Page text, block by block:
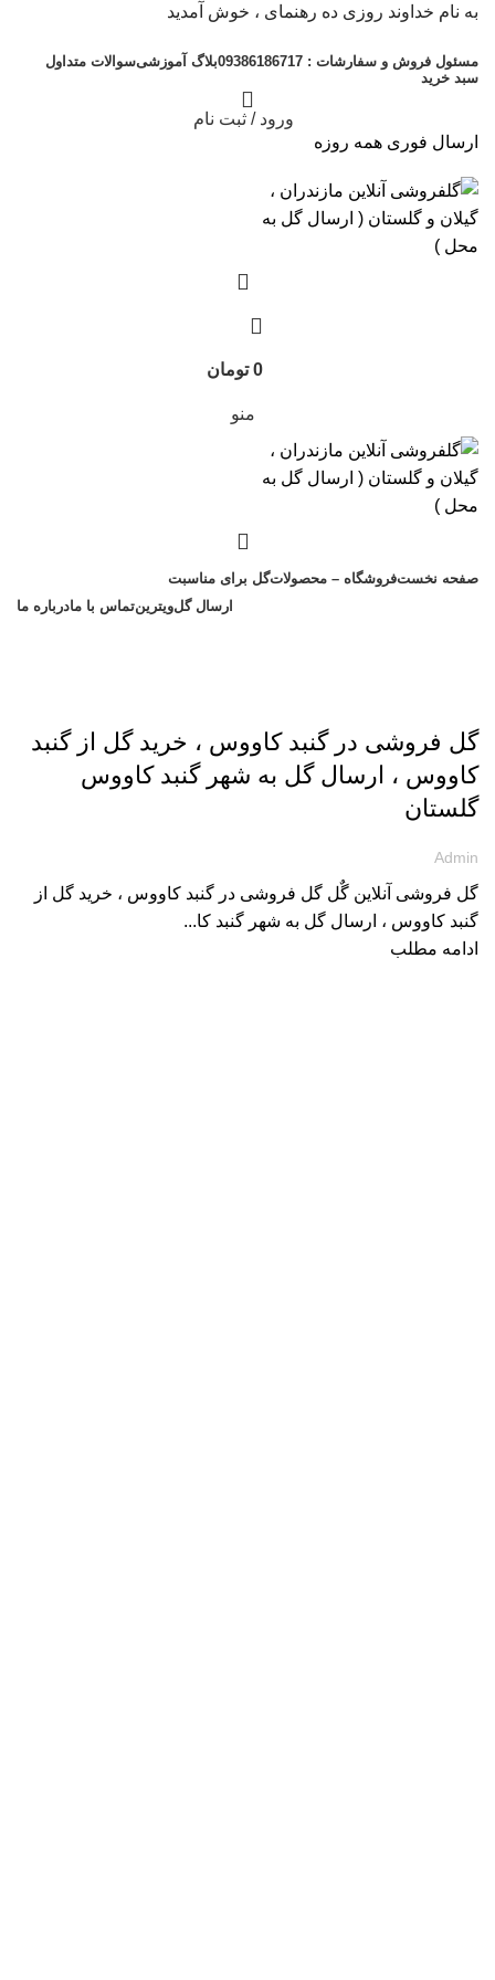
به نام خداوند روزی ده رهنمای ، خوش آمدید
مسئول فروش و سفارشات : 09386186717 بلاگ آموزشیسوالات متداول
سبد خرید
ورود / ثبت نام
ارسال فوری همه روزه
0 تومان
منو
صفحه نخستفروشگاه – محصولاتگل برای مناسبت
ارسال گلویترینتماس با مادرباره ما
گل فروشی در گنبد کاووس ، خرید گل از گنبد
کاووس ، ارسال گل به شهر گنبد کاووس
گلستان
Admin
گل فروشی آنلاین گٌل گل فروشی در گنبد کاووس ، خرید گل از
گنبد کاووس ، ارسال گل به شهر گنبد کا...
ادامه مطلب